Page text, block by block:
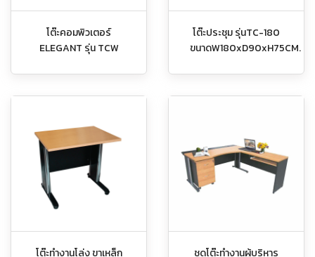
โต๊ะคอมพิวเตอร์
ELEGANT รุ่น TCW
โต๊ะประชุม รุ่นTC-180
ขนาดW180xD90xH75CM.
โต๊ะทำงานโล่ง ขาเหล็ก
ชุดโต๊ะทำงานผู้บริหาร